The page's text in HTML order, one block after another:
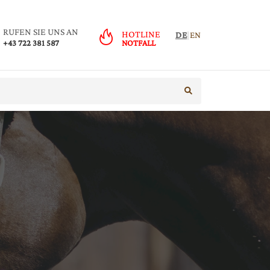
RUFEN SIE UNS AN
+43 722 381 587
HOTLINE
NOTFALL
DE|EN